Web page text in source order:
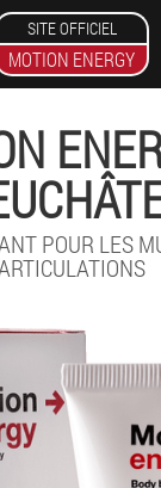
SITE OFFICIEL
MOTION ENERGY
POUR LES